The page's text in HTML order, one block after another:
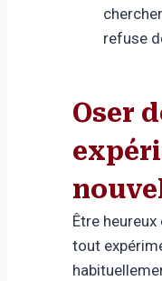
refuse
Oser
Être heureux
tout